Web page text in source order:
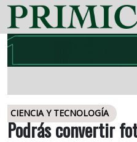
CIENCIA Y TECNOLOGÍA
Podrás convertir